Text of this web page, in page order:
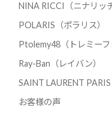
NINA RICCI（ニナリッチ
POLARIS（ポラリス）
Ptolemy48（トレミーフ
Ray-Ban（レイバン）
SAINT LAURENT
お客様の声